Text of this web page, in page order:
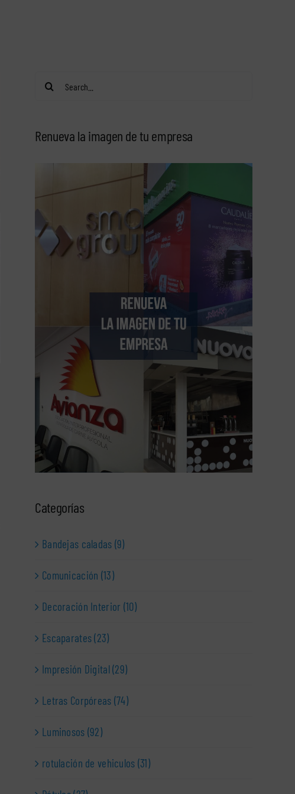
Search
Renueva la imagen de tu empresa
Categorías
Bandejas caladas (9)
Comunicación (13)
Decoración Interior (10)
Escaparates (23)
Impresión Digital (29)
Letras Corpóreas (74)
Luminosos (92)
rotulación de vehiculos (31)